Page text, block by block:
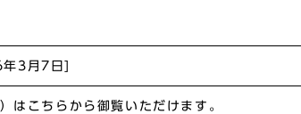
3月7日]
はこちらから御覧いただけます。